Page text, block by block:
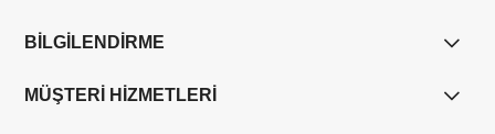
BİLGİLENDİRME
MÜŞTERİ HİZMETLERİ